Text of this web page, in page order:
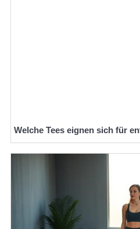
Welche Tees eignen sich für